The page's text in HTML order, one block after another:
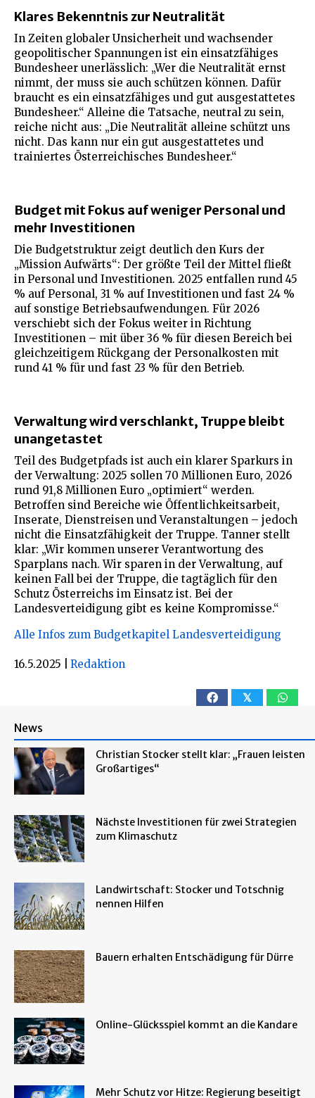
Klares Bekenntnis zur Neutralität
In Zeiten globaler Unsicherheit und wachsender
geopolitischer Spannungen ist ein einsatzfähiges
Bundesheer unerlässlich: „Wer die Neutralität ernst
nimmt, der muss sie auch schützen können. Dafür
braucht es ein einsatzfähiges und gut ausgestattetes
Bundesheer.“ Alleine die Tatsache, neutral zu sein,
reiche nicht aus: „Die Neutralität alleine schützt uns
nicht. Das kann nur ein gut ausgestattetes und
trainiertes Österreichisches Bundesheer.“
Budget mit Fokus auf weniger Personal und
mehr Investitionen
Die Budgetstruktur zeigt deutlich den Kurs der
„Mission Aufwärts“: Der größte Teil der Mittel fließt
in Personal und Investitionen. 2025 entfallen rund 45
% auf Personal, 31 % auf Investitionen und fast 24 %
auf sonstige Betriebsaufwendungen. Für 2026
verschiebt sich der Fokus weiter in Richtung
Investitionen – mit über 36 % für diesen Bereich bei
gleichzeitigem Rückgang der Personalkosten mit
rund 41 % für und fast 23 % für den Betrieb.
Verwaltung wird verschlankt, Truppe bleibt
unangetastet
Teil des Budgetpfads ist auch ein klarer Sparkurs in
der Verwaltung: 2025 sollen 70 Millionen Euro, 2026
rund 91,8 Millionen Euro „optimiert“ werden.
Betroffen sind Bereiche wie Öffentlichkeitsarbeit,
Inserate, Dienstreisen und Veranstaltungen – jedoch
nicht die Einsatzfähigkeit der Truppe. Tanner stellt
klar: „Wir kommen unserer Verantwortung des
Sparplans nach. Wir sparen in der Verwaltung, auf
keinen Fall bei der Truppe, die tagtäglich für den
Schutz Österreichs im Einsatz ist. Bei der
Landesverteidigung gibt es keine Kompromisse.“
Alle Infos zum Budgetkapitel Landesverteidigung
16.5.2025 Redaktion
𝕏
News
Christian Stocker stellt klar: „Frauen leisten
Großartiges“
Nächste Investitionen für zwei Strategien
zum Klimaschutz
Landwirtschaft: Stocker und Totschnig
nennen Hilfen
Bauern erhalten Entschädigung für Dürre
Online-Glücksspiel kommt an die Kandare
Mehr Schutz vor Hitze: Regierung beseitigt